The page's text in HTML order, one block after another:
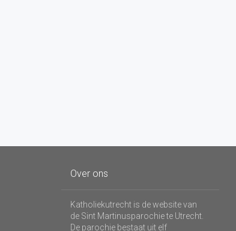
Over ons
Katholiekutrecht is de website van
de Sint Martinusparochie te Utrecht.
De parochie bestaat uit elf